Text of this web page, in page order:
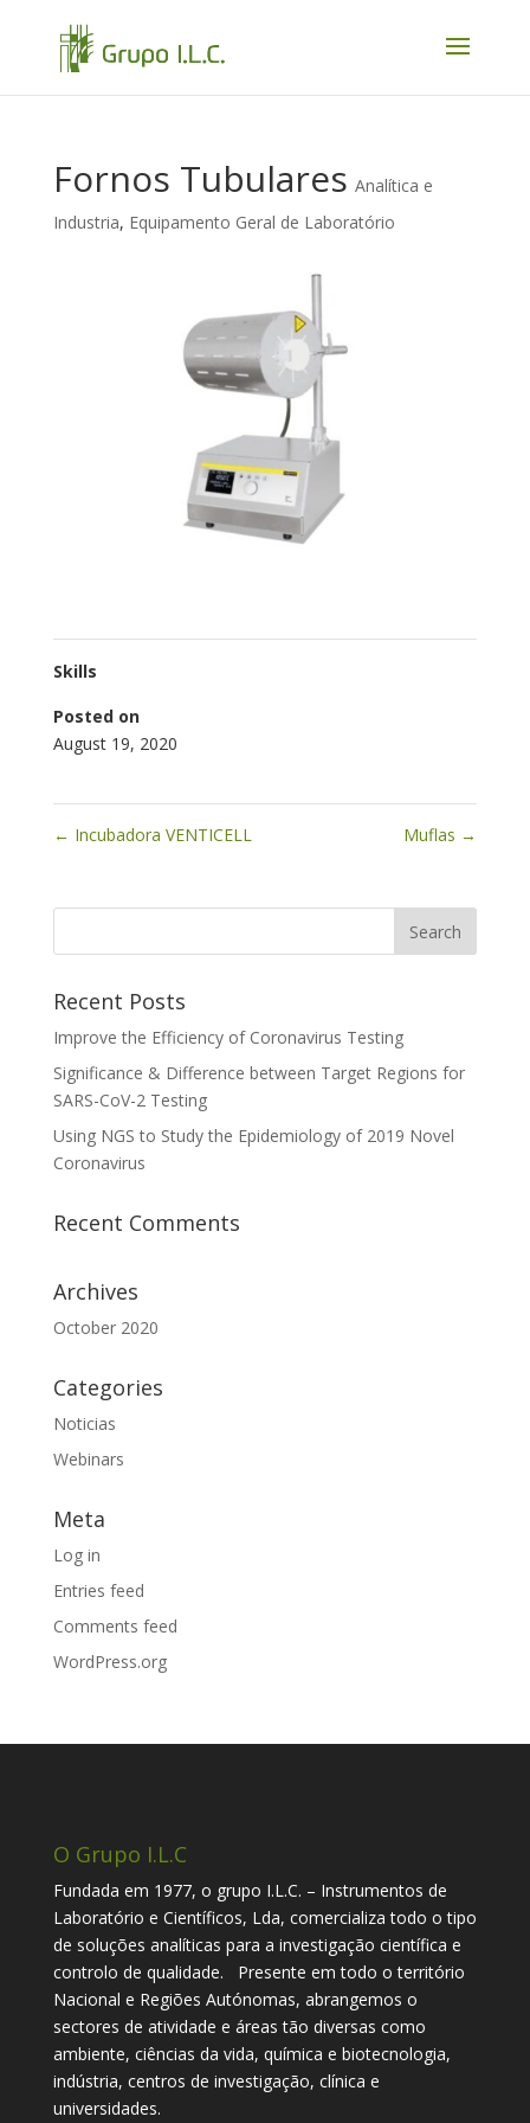
Fornos Tubulares Analítica e
Industria, Equipamento Geral de Laboratório
Skills
Posted on
August 19, 2020
← Incubadora VENTICELL Muflas →
Recent Posts
Improve the Efficiency of Coronavirus Testing
Significance & Difference between Target Regions for
SARS-CoV-2 Testing
Using NGS to Study the Epidemiology of 2019 Novel
Coronavirus
Recent Comments
Archives
October 2020
Categories
Noticias
Webinars
Meta
Log in
Entries feed
Comments feed
WordPress.org
O Grupo I.L.C
Fundada em 1977, o grupo I.L.C. – Instrumentos de
Laboratório e Científicos, Lda, comercializa todo o tipo
de soluções analíticas para a investigação científica e
controlo de qualidade. Presente em todo o território
Nacional e Regiões Autónomas, abrangemos o
sectores de atividade e áreas tão diversas como
ambiente, ciências da vida, química e biotecnologia,
indústria, centros de investigação, clínica e
universidades.